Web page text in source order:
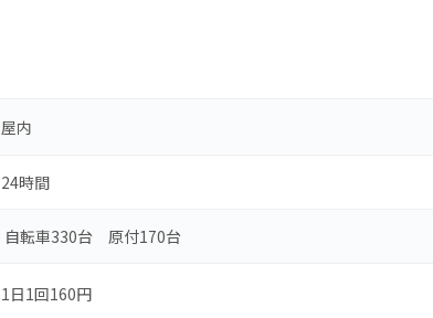
屋内
24時間
自転車330台 原付170台
1日1回160円